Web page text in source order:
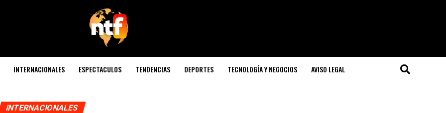
INTERNACIONALES ESPECTACULOS TENDENCIAS DEPORTES TECNOLOGÍA Y NEGOCIOS AVISO LEGAL
INTERNACIONALES